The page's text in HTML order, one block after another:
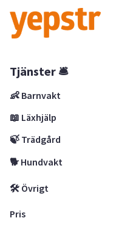
Tjänster 🛎
👶 Barnvakt
📖 Läxhjälp
🍃 Trädgård
🐕 Hundvakt
🛠 Övrigt
Pris